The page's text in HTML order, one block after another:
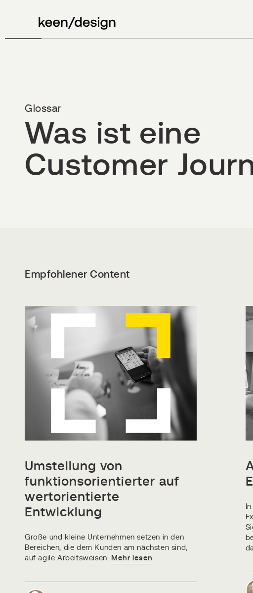
Glossar
Was ist eine
Customer
Empfohlener Content
Umstellung von
funktionsorientierter auf
wertorientierte
Entwicklung
Große und kleine Unternehmen setzen in den
Bereichen, die dem Kunden am nächsten sind,
auf agile Arbeitsweisen: Mehr lesen